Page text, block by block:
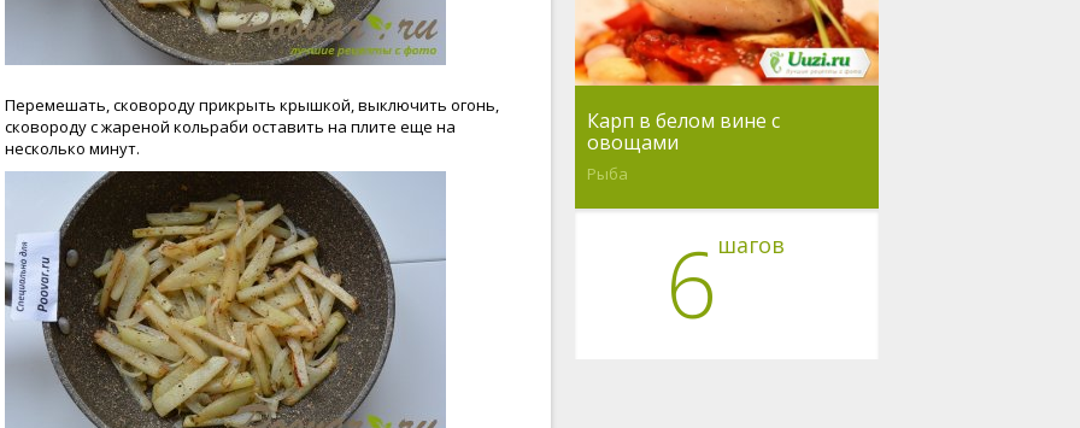
Перемешать, сковороду прикрыть крышкой, выключить огонь,
сковороду с жареной кольраби оставить на плите еще на
несколько минут.
Карп в белом вине с
овощами
Рыба
6 шагов